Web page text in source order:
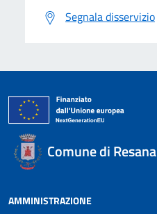
Segnala disservizio
Comune di Resana
AMMINISTRAZIONE